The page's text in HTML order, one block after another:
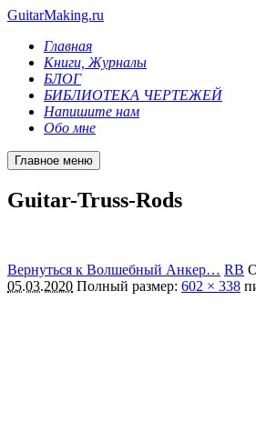
GuitarMaking.ru
Главная
Книги, Журналы
БЛОГ
БИБЛИОТЕКА ЧЕРТЕЖЕЙ
Напишите нам
Обо мне
Главное меню
Guitar-Truss-Rods
Вернуться к Волшебный Анкер… RB
05.03.2020 Полный размер: 602 × 338